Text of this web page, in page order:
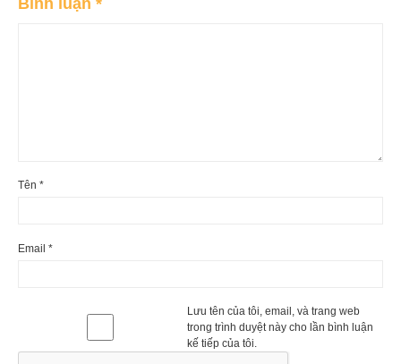
Bình luận *
Tên *
Email *
Lưu tên của tôi, email, và trang web
trong trình duyệt này cho lần bình luận
kế tiếp của tôi.